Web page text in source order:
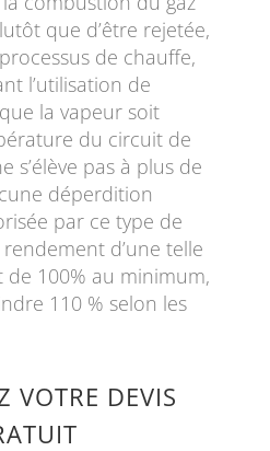
que d’être rejetée,
de chauffe,
l’utilisation de
la vapeur soit
du circuit de
s’élève pas à plus de
déperdition
par ce type de
d’une telle
de 100% au minimum,
110 % selon les
VOTRE DEVIS